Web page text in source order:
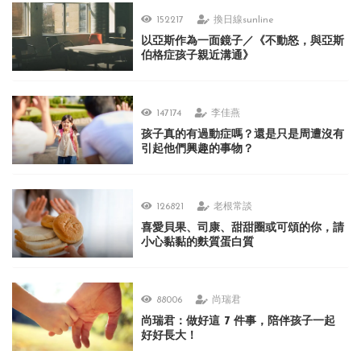
152217 換日線sunline
以亞斯作為一面鏡子／《不動怒，與亞斯
伯格症孩子親近溝通》
147174 李佳燕
孩子真的有過動症嗎？還是只是周遭沒有
引起他們興趣的事物？
126821 老根常談
喜愛貝果、司康、甜甜圈或可頌的你，請
小心黏黏的麩質蛋白質
88006 尚瑞君
尚瑞君：做好這 7 件事，陪伴孩子一起
好好長大！